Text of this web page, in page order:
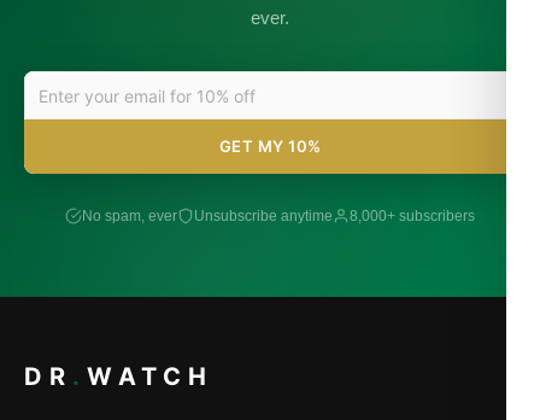
ever.
GET MY 10%
No spam, ever Unsubscribe anytime 8,000+ subscribers
DR . WATCH